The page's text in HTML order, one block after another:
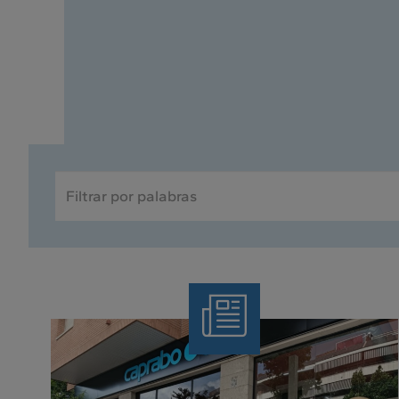
POR
Nota